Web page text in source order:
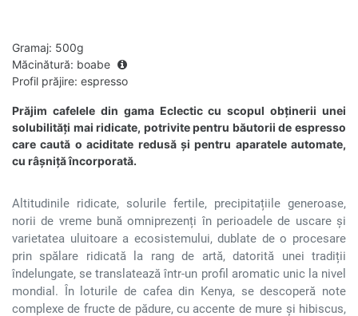
Gramaj: 500g
Măcinătură: boabe
Profil prăjire: espresso
Prăjim cafelele din gama Eclectic cu scopul obținerii unei
solubilități mai ridicate, potrivite pentru băutorii de espresso
care caută o aciditate redusă și pentru aparatele automate,
cu râșniță încorporată.
Altitudinile ridicate, solurile fertile, precipitațiile generoase,
norii de vreme bună omniprezenți în perioadele de uscare și
varietatea uluitoare a ecosistemului, dublate de o procesare
prin spălare ridicată la rang de artă, datorită unei tradiții
îndelungate, se translatează într-un profil aromatic unic la nivel
mondial. În loturile de cafea din Kenya, se descoperă note
complexe de fructe de pădure, cu accente de mure și hibiscus,